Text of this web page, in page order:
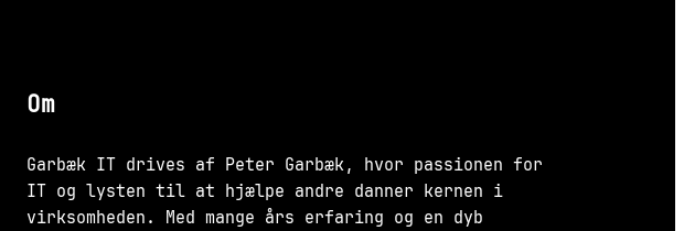
Om
Garbæk IT drives af Peter Garbæk, hvor passionen for
IT og lysten til at hjælpe andre danner kernen i
virksomheden. Med mange års erfaring og en dyb